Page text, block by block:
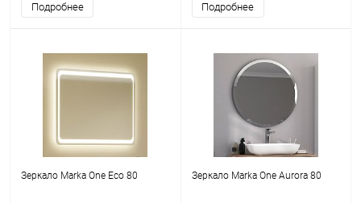
Подробнее Подробнее
Зеркало Marka One Eco 80 Зеркало Marka One Aurora 80